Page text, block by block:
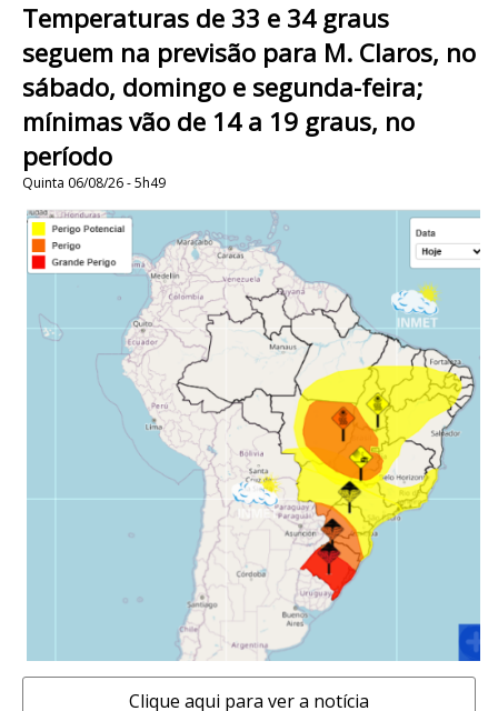
Temperaturas de 33 e 34 graus
seguem na previsão para M. Claros, no
sábado, domingo e segunda-feira;
mínimas vão de 14 a 19 graus, no
período
Quinta 06/08/26 - 5h49
Clique aqui para ver a notícia